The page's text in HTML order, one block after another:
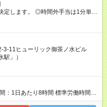
定します。 ◎時間外手当は1分単位
２回支給（昨年度実績：年3ヶ月
3-11ヒューリック御茶ノ水ビル
駅」）
：1日あたり8時間 標準労働時間：
勤の時間に働